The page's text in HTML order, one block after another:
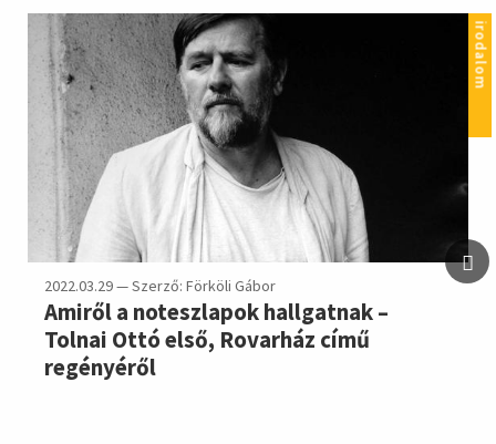
irodalom
2022.03.29 — Szerző: Förköli Gábor
Amiről a noteszlapok hallgatnak –
Tolnai Ottó első, Rovarház című
regényéről